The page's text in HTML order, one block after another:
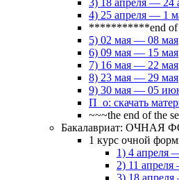
3) 18 апреля — 24
4) 25 апреля — 1
***********end
5) 02 мая — 08 мая
6) 09 мая — 15 мая
7) 16 мая — 22 мая
8) 23 мая — 29 мая
9) 30 мая — 05
П_о: скачать
~~~the end of the
Бакалавриат: ОЧНАЯ
1 курс очной
1) 4 апреля
2) 11
3) 18